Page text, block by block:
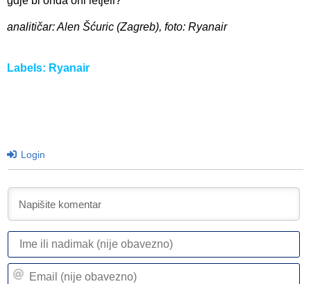
analitičar: Alen Šćuric (Zagreb), foto: Ryanair
Labels: Ryanair
Login